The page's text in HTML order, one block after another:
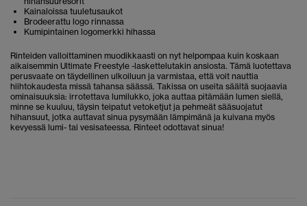
Kainaloissa tuuletusaukot
Brodeerattu logo rinnassa
Kumipintainen logomerkki hihassa
Rinteiden valloittaminen muodikkaasti on nyt helpompaa kuin koskaan
aikaisemmin Ultimate Freestyle -laskettelutakin ansiosta. Tämä luotettava
perusvaate on täydellinen ulkoiluun ja varmistaa, että voit nauttia
hiihtokaudesta missä tahansa säässä. Takissa on useita säältä suojaavia
ominaisuuksia: irrotettava lumilukko, joka auttaa pitämään lumen siellä,
minne se kuuluu, täysin teipatut vetoketjut ja pehmeät sääsuojatut
hihansuut, jotka auttavat sinua pysymään lämpimänä ja kuivana myös
kevyessä lumi- tai vesisateessa. Rinteet odottavat sinua!